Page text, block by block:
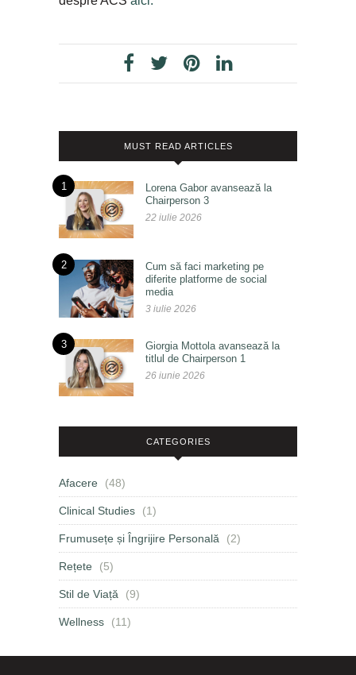
MUST READ ARTICLES
1
Lorena Gabor avansează la
Chairperson 3
22 iulie 2026
2
Cum să faci marketing pe
diferite platforme de social
media
3 iulie 2026
3
Giorgia Mottola avansează la
titlul de Chairperson 1
26 iunie 2026
CATEGORIES
Afacere (48)
Clinical Studies (1)
Frumusețe și Îngrijire Personală (2)
Rețete (5)
Stil de Viață (9)
Wellness (11)